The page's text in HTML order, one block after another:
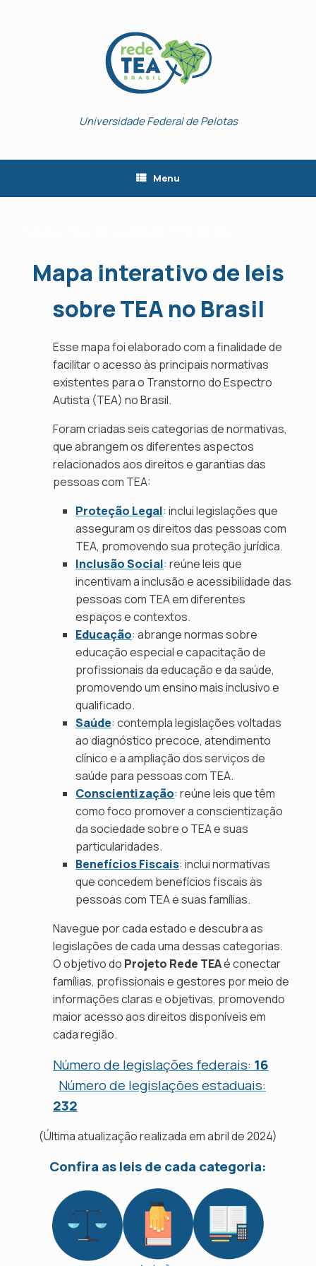
Universidade Federal de Pelotas
Menu
Mapa interativo de leis
sobre TEA no Brasil
Esse mapa foi elaborado com a finalidade de
facilitar o acesso às principais normativas
existentes para o Transtorno do Espectro
Autista (TEA) no Brasil.
Foram criadas seis categorias de normativas,
que abrangem os diferentes aspectos
relacionados aos direitos e garantias das
pessoas com TEA:
Proteção Legal: inclui legislações que
asseguram os direitos das pessoas com
TEA, promovendo sua proteção jurídica.
Inclusão Social: reúne leis que
incentivam a inclusão e acessibilidade das
pessoas com TEA em diferentes
espaços e contextos.
Educação: abrange normas sobre
educação especial e capacitação de
profissionais da educação e da saúde,
promovendo um ensino mais inclusivo e
qualificado.
Saúde: contempla legislações voltadas
ao diagnóstico precoce, atendimento
clínico e a ampliação dos serviços de
saúde para pessoas com TEA.
Conscientização: reúne leis que têm
como foco promover a conscientização
da sociedade sobre o TEA e suas
particularidades.
Benefícios Fiscais: inclui normativas
que concedem benefícios fiscais às
pessoas com TEA e suas famílias.
Navegue por cada estado e descubra as
legislações de cada uma dessas categorias.
O objetivo do Projeto Rede TEAé conectar
famílias, profissionais e gestores por meio de
informações claras e objetivas, promovendo
maior acesso aos direitos disponíveis em
cada região.
Número de legislações federais: 16
Número de legislações estaduais:
232
(Última atualização realizada em abril de 2024)
Confira as leis de cada categoria: